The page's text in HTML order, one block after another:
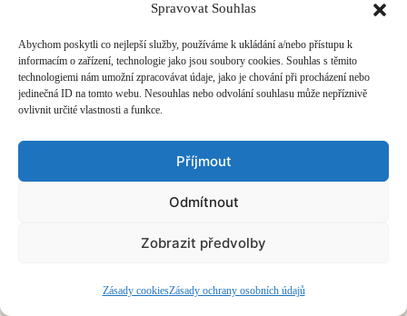
Spravovat Souhlas
Abychom poskytli co nejlepší služby, používáme k ukládání a/nebo přístupu k
informacím o zařízení, technologie jako jsou soubory cookies. Souhlas s těmito
technologiemi nám umožní zpracovávat údaje, jako je chování při procházení nebo
jedinečná ID na tomto webu. Nesouhlas nebo odvolání souhlasu může nepříznivě
ovlivnit určité vlastnosti a funkce.
Příjmout
Odmítnout
Zobrazit předvolby
Zásady cookiesZásady ochrany osobních údajů
Kyjevský kolektiv Opera Aperta
a jejich empatické divadlo krutosti
Jak si představit operu vznikající ve válečných
Ticho a všechno kolem